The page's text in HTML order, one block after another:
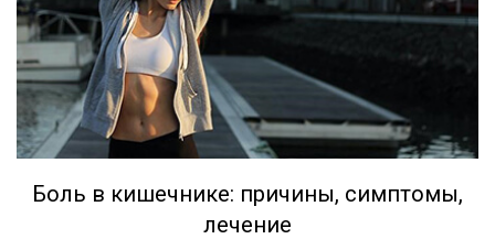
Боль в кишечнике: причины, симптомы,
лечение